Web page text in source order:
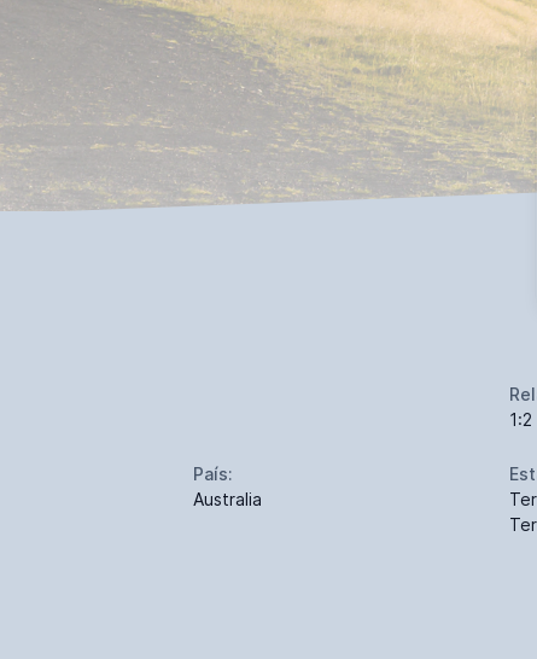
1:2
País:
Australia